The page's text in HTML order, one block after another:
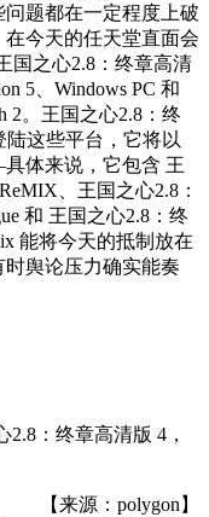
题都在一定程度上破
今天的任天堂直面会
国之心2.8：终章高清
5、Windows PC 和
2。王国之心2.8：终
陆这些平台，它将以
体来说，它包含 王
、王国之心2.8：
和 王国之心2.8：终
能将今天的抵制放在
舆论压力确实能奏
2.8：终章高清版 4，
【来源：polygon】